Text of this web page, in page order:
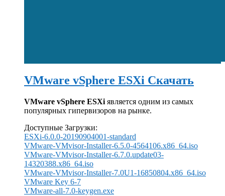
VMware vSphere ESXi Скачать
VMware vSphere ESXi является одним из самых
популярных гипервизоров на рынке.
Доступные Загрузки:
ESXi-6.0.0-20190904001-standard
VMware-VMvisor-Installer-6.5.0-4564106.x86_64.iso
VMware-VMvisor-Installer-6.7.0.update03-
14320388.x86_64.iso
VMware-VMvisor-Installer-7.0U1-16850804.x86_64.iso
VMware Key 6-7
VMware-all-7.0-keygen.exe